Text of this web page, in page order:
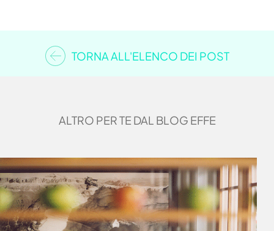
TORNA ALL'ELENCO DEI POST
ALTRO PER TE DAL BLOG EFFE